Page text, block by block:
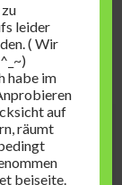
leider
( Wir
habe im
auf
räumt
beiseite.